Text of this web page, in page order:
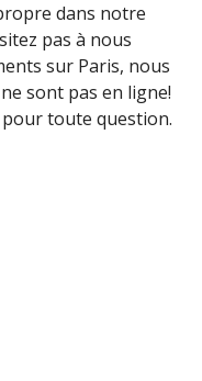
dans notre
pas à nous
sur Paris, nous
sont pas en ligne!
toute question.